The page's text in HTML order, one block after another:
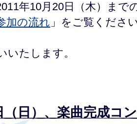
年10月20日（木）まで
加の流れ 」をご覧くださ
いたします。
（日）、楽曲完成コ